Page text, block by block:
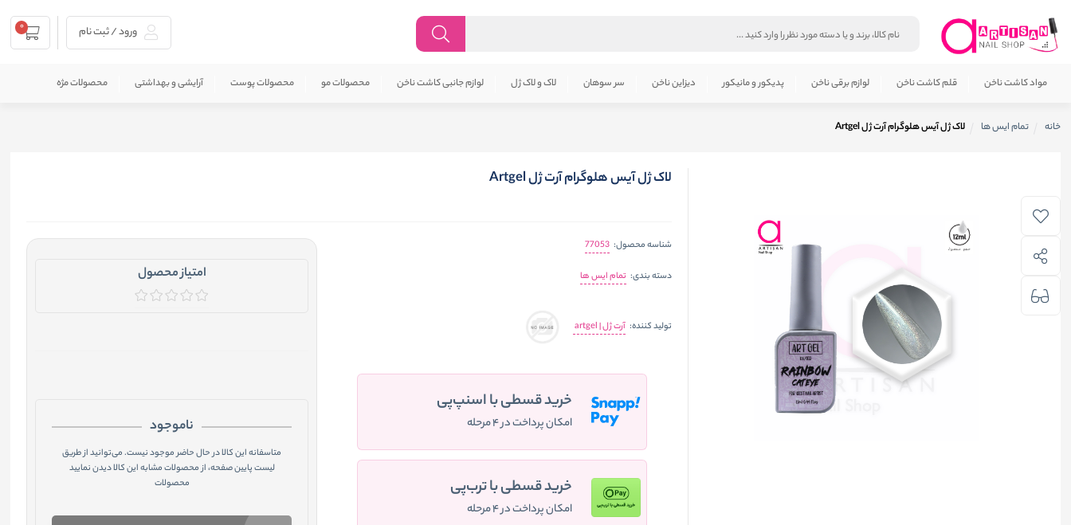
ورود / ثبت نام 0
مواد کاشت ناخن قلم کاشت ناخن لوازم برقی ناخن پدیکور و مانیکور دیزاین ناخن سر سوهان لاک و لاک ژل لوازم جانبی کاشت ناخن محصولات مو محصولات پوست آرایشی و بهداشتی محصولات مژه
خانه تمام ایس ها لاک ژل آیس هلوگرام آرت ژل Artgel
لاک ژل آیس هلوگرام آرت ژل Artgel
شناسه محصول: 77053
دسته بندی: تمام ایس ها
تولید کننده: آرت ژل | artgel
خرید قسطی با اسنپ‌پی
امکان پرداخت در ۴ مرحله
خرید قسطی با ترب‌پی
امکان پرداخت در ۴ مرحله
امتیاز محصول
ناموجود
متاسفانه این کالا در حال حاضر موجود نیست. می‌توانید از طریق
لیست پایین صفحه، از محصولات مشابه این کالا دیدن نمایید
محصولات